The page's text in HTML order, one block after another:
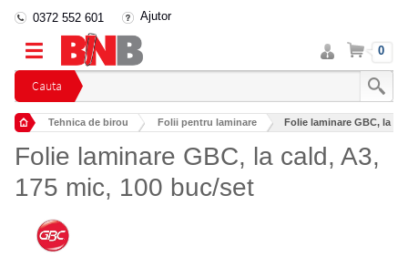
Cauta
0372 552 601 Ajutor
Intra
in
cont
Cos 0
Tehnica de birou Folii pentru laminare Folie laminare GBC, la
Folie laminare GBC, la cald, A3,
175 mic, 100 buc/set